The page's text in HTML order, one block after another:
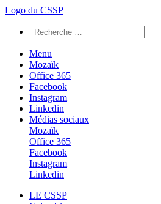
Logo du CSSP
Menu
Mozaïk
Office 365
Facebook
Instagram
Linkedin
Médias sociaux
Mozaïk
Office 365
Facebook
Instagram
Linkedin
LE CSSP